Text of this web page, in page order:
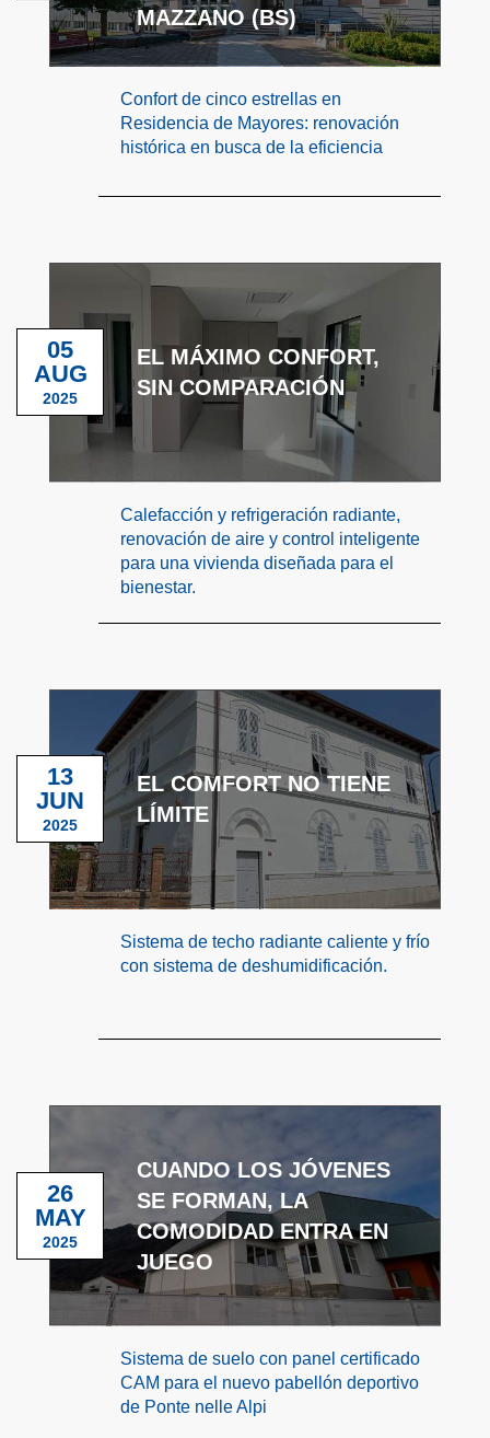
MAZZANO (BS)
Confort de cinco estrellas en
Residencia de Mayores: renovación
histórica en busca de la eficiencia
EL MÁXIMO CONFORT,
SIN COMPARACIÓN
05
AUG
2025
Calefacción y refrigeración radiante,
renovación de aire y control inteligente
para una vivienda diseñada para el
bienestar.
EL COMFORT NO TIENE
LÍMITE
13
JUN
2025
Sistema de techo radiante caliente y frío
con sistema de deshumidificación.
CUANDO LOS JÓVENES
SE FORMAN, LA
COMODIDAD ENTRA EN
JUEGO
26
MAY
2025
Sistema de suelo con panel certificado
CAM para el nuevo pabellón deportivo
de Ponte nelle Alpi